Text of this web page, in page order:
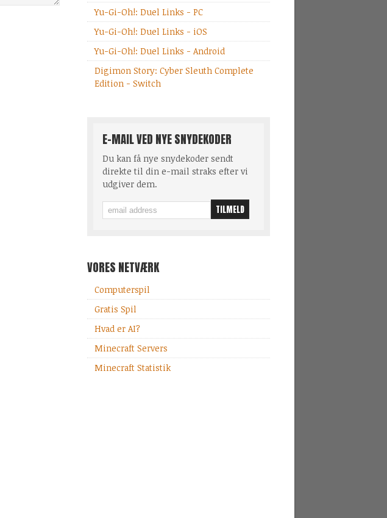
Yu-Gi-Oh!: Duel Links - PC
Yu-Gi-Oh!: Duel Links - iOS
Yu-Gi-Oh!: Duel Links - Android
Digimon Story: Cyber Sleuth Complete
Edition - Switch
E-MAIL VED NYE SNYDEKODER
Du kan få nye snydekoder sendt
direkte til din e-mail straks efter vi
udgiver dem.
VORES NETVÆRK
Computerspil
Gratis Spil
Hvad er AI?
Minecraft Servers
Minecraft Statistik